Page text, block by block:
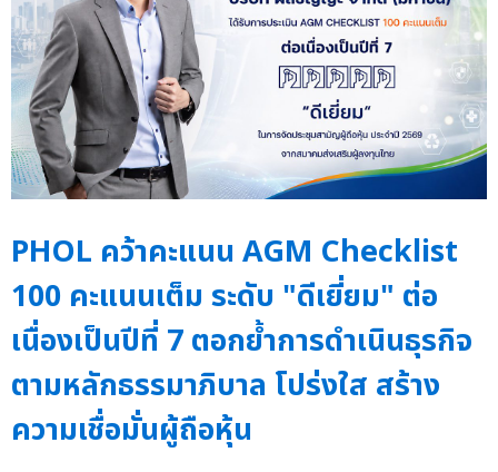
PHOL คว้าคะแนน AGM Checklist
100 คะแนนเต็ม ระดับ "ดีเยี่ยม" ต่อ
เนื่องเป็นปีที่ 7 ตอกย้ำการดำเนินธุรกิจ
ตามหลักธรรมาภิบาล โปร่งใส สร้าง
ความเชื่อมั่นผู้ถือหุ้น